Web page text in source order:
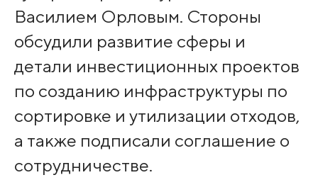
Василием Орловым. Стороны
обсудили развитие сферы и
детали инвестиционных проектов
по созданию инфраструктуры по
сортировке и утилизации отходов,
а также подписали соглашение о
сотрудничестве.